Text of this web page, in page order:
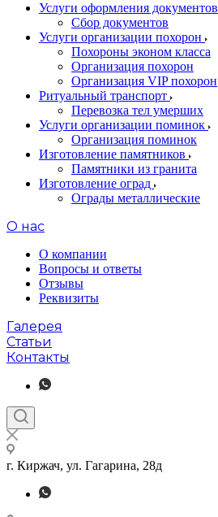
Услуги оформления документов
Сбор документов
Услуги организации похорон
Похороны эконом класса
Организация похорон
Организация VIP похорон
Ритуальный транспорт
Перевозка тел умерших
Услуги организации поминок
Организация поминок
Изготовление памятников
Памятники из гранита
Изготовление оград
Ограды металлические
О нас
О компании
Вопросы и ответы
Отзывы
Реквизиты
Галерея
Статьи
Контакты
г. Киржач, ул. Гагарина, 28д